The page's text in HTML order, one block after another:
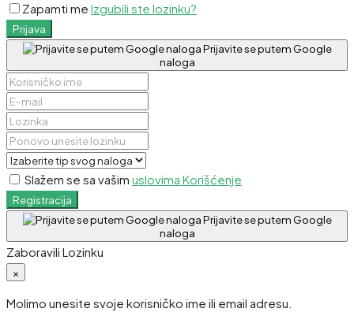
Zapamti me Izgubili ste lozinku?
Prijava
Prijavite se putem Google
naloga
Slažem se sa vašim uslovima Korišćenje
Registracija
Prijavite se putem Google
naloga
Zaboravili Lozinku
×
Molimo unesite svoje korisničko ime ili email adresu.